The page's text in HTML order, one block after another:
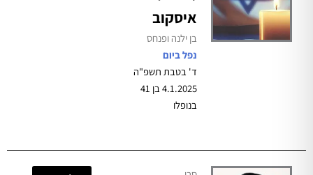
איסקוב
בן ילנה ופנחס
ד' בטבת תשפ"ה
4.1.2025 בן 41